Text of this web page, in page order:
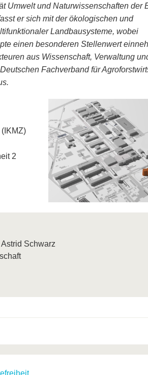
Umwelt und Naturwissenschaften der
er sich mit der ökologischen und
Landbausysteme, wobei
einen besonderen Stellenwert
aus Wissenschaft, Verwaltung
Fachverband für
(IKMZ)
2
Schwarz